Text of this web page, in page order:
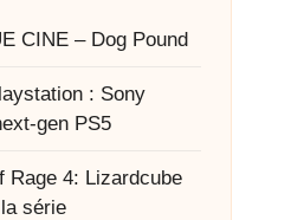
CINE – Dog Pound
: Sony
gen PS5
Rage 4: Lizardcube
série